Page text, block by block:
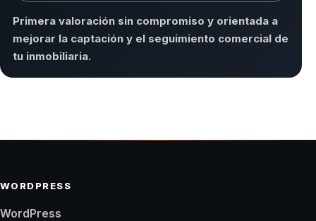
Primera valoración sin compromiso y orientada a
mejorar la captación y el seguimiento comercial de
tu inmobiliaria.
WORDPRESS
WordPress